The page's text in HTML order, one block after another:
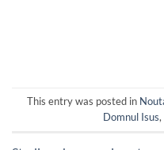
This entry was posted in
Domnul Isus,